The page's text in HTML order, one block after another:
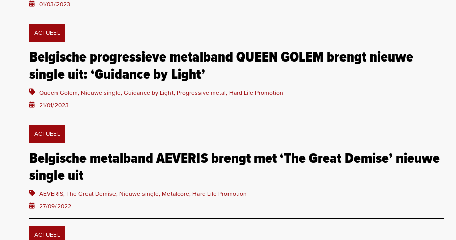
01/03/2023
ACTUEEL
Belgische progressieve metalband QUEEN GOLEM brengt nieuwe
single uit: ‘Guidance by Light’
Queen Golem, Nieuwe single, Guidance by Light, Progressive metal, Hard Life Promotion
21/01/2023
ACTUEEL
Belgische metalband AEVERIS brengt met ‘The Great Demise’ nieuwe
single uit
AEVERIS, The Great Demise, Nieuwe single, Metalcore, Hard Life Promotion
27/09/2022
ACTUEEL